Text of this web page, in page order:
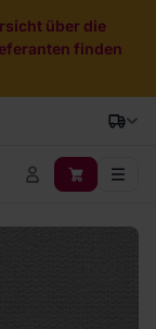
über die
finden